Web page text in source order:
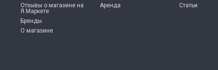
Отзывы о магазине на
Я.Маркете
Бренды
О магазине
Аренда
Статьи